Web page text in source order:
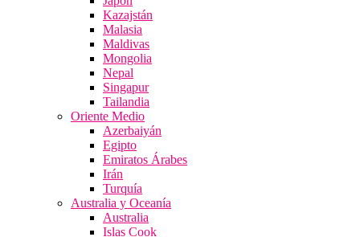
Kazajstán
Malasia
Maldivas
Mongolia
Nepal
Singapur
Tailandia
Oriente Medio
Azerbaiyán
Egipto
Emiratos Árabes
Irán
Turquía
Australia y Oceanía
Australia
Islas Cook